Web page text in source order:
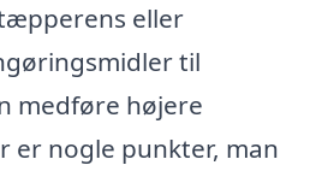
eller
til
medføre højere
er nogle punkter, man